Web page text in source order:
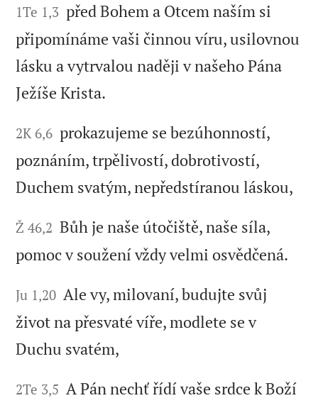
1Te 1,3 před Bohem a Otcem naším si
připomínáme vaši činnou víru, usilovnou
lásku a vytrvalou naději v našeho Pána
Ježíše Krista.
2K 6,6 prokazujeme se bezúhonností,
poznáním, trpělivostí, dobrotivostí,
Duchem svatým, nepředstíranou láskou,
Ž 46,2 Bůh je naše útočiště, naše síla,
pomoc v soužení vždy velmi osvědčená.
Ju 1,20 Ale vy, milovaní, budujte svůj
život na přesvaté víře, modlete se v
Duchu svatém,
2Te 3,5 A Pán nechť řídí vaše srdce k Boží